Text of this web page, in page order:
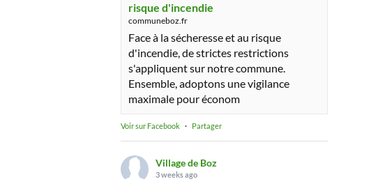
risque d'incendie
communeboz.fr
Face à la sécheresse et au risque
d'incendie, de strictes restrictions
s'appliquent sur notre commune.
Ensemble, adoptons une vigilance
maximale pour économ
Voir sur Facebook · Partager
Village de Boz
3 weeks ago